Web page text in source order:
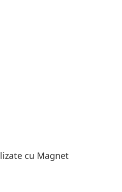
cu Magnet